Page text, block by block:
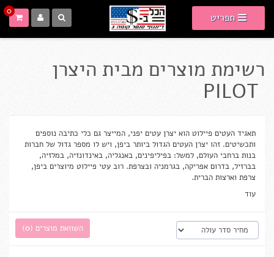
תפריט 0
רשימת מוצרים מבית היצרן
תאגיד העטים פיילוט הוא יצרן עטים יפני, המייצר גם כלי כתיבה נוספים
ותכשיטים. זהו יצרן העטים הגדול ביותר ביפן, ויש לו מספר גדול של חברות
בנות ברחבי העולם, למשל: בפיליפינים, באנגליה, באינדונזיה, במלזיה,
בברזיל, בדרום אפריקה, בגרמניה ובצרפת. רוב עטי פיילוט מיוצרים ביפן,
צרפת וארצות הברית.
עוד
השוואת מוצרים (0
)